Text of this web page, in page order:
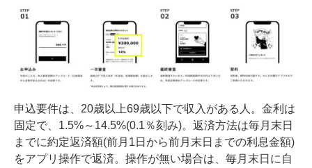
申込要件は、20歳以上69歳以下で収入がある人。金利は
固定で、1.5%～14.5%(0.1％刻み)。返済方法は毎月末日
までに約定返済額(前月1日から前月末日までの利息金額)
をアプリ操作で返済。操作が無い場合は、毎月末日に自